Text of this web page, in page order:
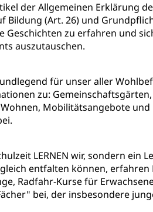
der Allgemeinen Erklärung
Bildung (Art. 26) und
zu erfahren und
auszutauschen.
für unser aller
zu:
Mobilitätsangebote
LERNEN wir, sondern ein
entfalten können,
Radfahr-Kurse für
bei, der insbesondere